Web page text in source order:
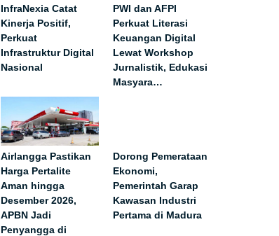
InfraNexia Catat
Kinerja Positif,
Perkuat
Infrastruktur Digital
Nasional
PWI dan AFPI
Perkuat Literasi
Keuangan Digital
Lewat Workshop
Jurnalistik, Edukasi
Masyara…
Airlangga Pastikan
Harga Pertalite
Aman hingga
Desember 2026,
APBN Jadi
Penyangga di
Dorong Pemerataan
Ekonomi,
Pemerintah Garap
Kawasan Industri
Pertama di Madura